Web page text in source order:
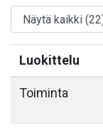
Luokittelu
Toiminta